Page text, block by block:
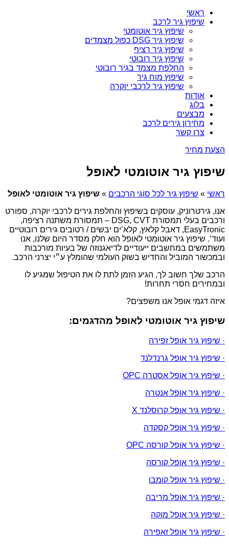
ראשי
שיפוץ גיר לרכב
שיפוץ גיר אוטומטי
שיפוץ גיר DSG כפול מצמדים
שיפוץ גיר רציף
שיפוץ גיר רובוטי
החלפת מצמד בגיר רובוטי
שיפוץ מוח גיר
שיפוץ גיר לרכבי יוקרה
אודות
בלוג
מבצעים
מחירון גירים לרכב
צרו קשר
הצעת מחיר
שיפוץ גיר אוטומטי לאופל
ראשי » שיפוץ גיר לכל סוגי הרכבים » שיפוץ גיר אוטומטי לאופל
אנו, גירטרוניק, עוסקים בשיפוץ והחלפת גירים לרכבי יוקרה, ספורט
ורכבים בעלי תמסורת DSG, CVT – תמסורת משתנה רציפה,
EasyTronic, דאבל קלאץ, קלא’ים יבשים / רטובים גירים רובוטיים
ועוד’. שיפוץ גיר אוטומטי לאופל הוא חלק מסדר היום שלנו, אנו
משתמשים במחשבים ייעודיים לדיאגנוזה של בעיות מורכבות
ובמכשור המוביל והחדיש בשוק העולמי שהומלץ ע״י יצרני הרכב.
הרכב שלך חשוב לך, הגיע הזמן לתת לו את הטיפול שמגיע לו
ובמחירים חסרי תחרות!
איזה דגמי אופל אנו משפצים?
שיפוץ גיר אוטומטי לאופל מהדגמים:
· שיפוץ גיר אופל זפירה
· שיפוץ גיר אופל גרנדלנד
· שיפוץ גיר אופל אסטרה OPC
· שיפוץ גיר אופל אנטרה
· שיפוץ גיר אופל קרוסלנד X
· שיפוץ גיר אופל קסקדה
· שיפוץ גיר אופל קורסה OPC
· שיפוץ גיר אופל קורסה
· שיפוץ גיר אופל קומבו
· שיפוץ גיר אופל מריבה
· שיפוץ גיר אופל מוקה
· שיפוץ גיר אופל זאפירה